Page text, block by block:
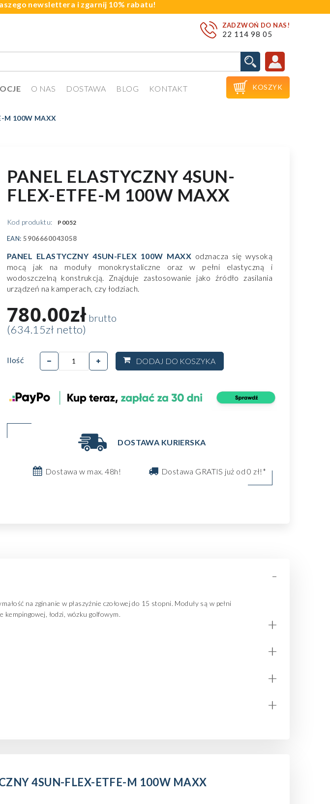
newslettera i zgarnij 10% rabatu!
ZADZWOŃ DO NAS!
22 114 98 05
O NAS DOSTAWA BLOG KONTAKT  KOSZYK
M 100W MAXX
PANEL ELASTYCZNY 4SUN-
FLEX-ETFE-M 100W MAXX
Kod produktu: P0052
EAN: 5906660043058
PANEL ELASTYCZNY 4SUN-FLEX 100W MAXX odznacza się wysoką
mocą jak na moduły monokrystaliczne oraz w pełni elastyczną i
wodoszczelną konstrukcją. Znajduje zastosowanie jako źródło zasilania
urządzeń na kamperach, czy łodziach.
780.00złbrutto
(634.15zł netto)
Ilość DODAJ DO KOSZYKA
DOSTAWA KURIERSKA
Dostawa w max. 48h! Dostawa GRATIS już od 0 zł!*
-
na zginanie w płaszyźnie czołowej do 15 stopni. Moduły są w pełni
łodzi, wózku golfowym.
+
+
+
+
4SUN-FLEX-ETFE-M 100W MAXX